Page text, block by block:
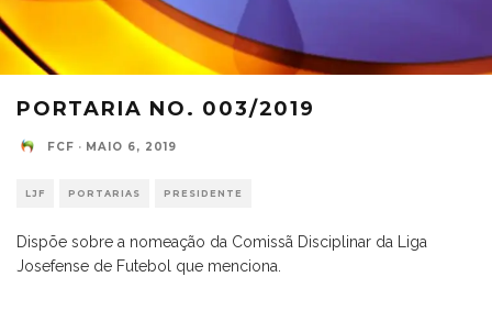
PORTARIA NO. 003/2019
FCF · MAIO 6, 2019
LJF PORTARIAS PRESIDENTE
Dispõe sobre a nomeação da Comissã Disciplinar da Liga
Josefense de Futebol que menciona.